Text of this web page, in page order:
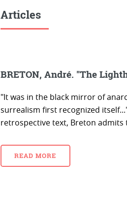
Articles
BRETON, André. "The
"It was in the black mirror of
surrealism first recognized
retrospective text, Breton admits
READ MORE